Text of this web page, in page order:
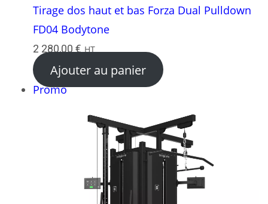
Tirage dos haut et bas Forza Dual Pulldown
FD04 Bodytone
2 280,00 € HT
Ajouter au panier
PromoProduit
promotion